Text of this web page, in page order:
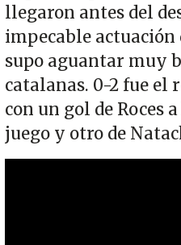
llegaron antes del
impecable actuación
supo aguantar muy
catalanas. 0-2 fue el
con un gol de Roces
juego y otro de